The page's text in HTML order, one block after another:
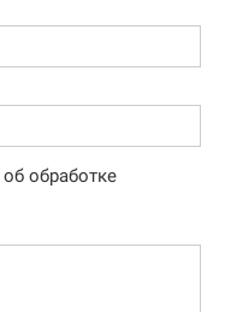
об обработке